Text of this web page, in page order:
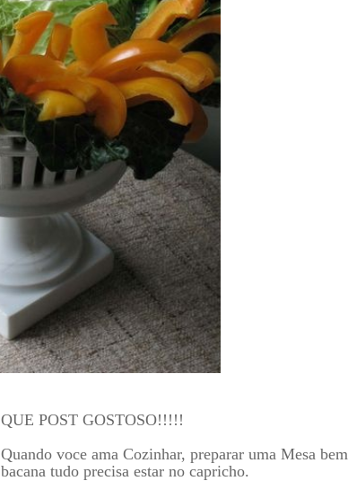
QUE POST GOSTOSO!!!!!
Quando voce ama Cozinhar, preparar uma Mesa bem
bacana tudo precisa estar no capricho.